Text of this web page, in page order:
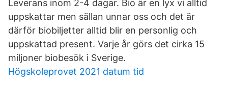
Leverans inom 2-4 dagar. Bio är en lyx vi alltid
uppskattar men sällan unnar oss och det är
därför biobiljetter alltid blir en personlig och
uppskattad present. Varje år görs det cirka 15
miljoner biobesök i Sverige.
Högskoleprovet 2021 datum tid